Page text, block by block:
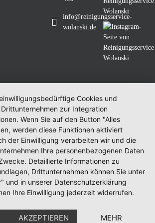
info@reinigungsservice-
wolanski.de
Cookies und
zur Integration
Wenn Sie auf den Button "Alles
werden diese Funktionen aktiviert
der Einwilligung verarbeiten wir und die
Ihre personenbezogenen Daten
Detaillierte Informationen zu
Drittunternehmen können Sie unter
und in unserer Datenschutzerklärung
Ihre Einwilligung jederzeit widerrufen.
AKZEPTIEREN MEHR